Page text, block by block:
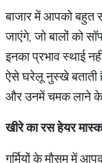
बाजार में आपको बहुत
जाएंगे, जो बालों को
इनका प्रभाव स्थाई
ऐसे घरेलू नुस्‍खे बताती
और उनमें चमक लाने के
खीरे का रस हेयर मास्‍क
गर्मियों के मौसम में